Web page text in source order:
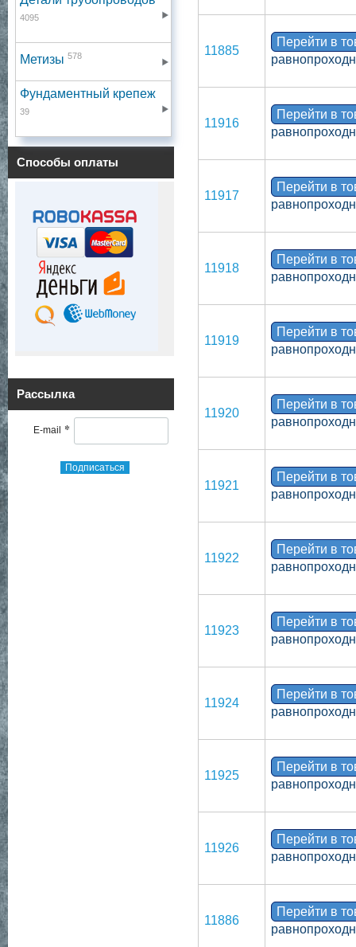
4095
Метизы 578
Фундаментный крепеж
39
Способы оплаты
Рассылка
E-mail *
Подписаться
11885
Перейти в
11916
Перейти в
11917
Перейти в
11918
Перейти в
11919
Перейти в
11920
Перейти в
11921
Перейти в
11922
Перейти в
11923
Перейти в
11924
Перейти в
11925
Перейти в
11926
Перейти в
11886
Перейти в